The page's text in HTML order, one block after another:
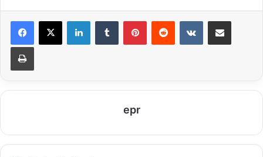
epr